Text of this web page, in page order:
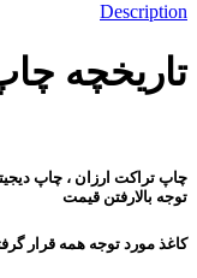
Description
تاریخچه
چاپ تراکت ارزان ، چاپ
توجه بالارفتن قیمت
کاغذ مورد توجه همه قرار